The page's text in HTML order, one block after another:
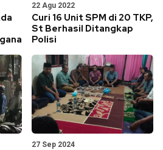
22 Agu 2022
Curi 16 Unit SPM di 20 TKP,
St Berhasil Ditangkap
Polisi
27 Sep 2024